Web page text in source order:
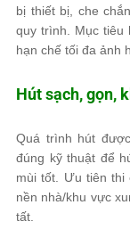
bị thiết bị, che
quy trình. Mục tiêu
hạn chế tối đa ảnh
Hút sạch, gọn,
Quá trình hút
đúng kỹ thuật để
mùi tốt. Ưu tiên thi
nền nhà/khu vực
tất.